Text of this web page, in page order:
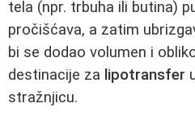
tela (npr. trbuha ili butina)
pročišćava, a zatim
bi se dodao volumen i
destinacije za lipotransfer
stražnjicu.